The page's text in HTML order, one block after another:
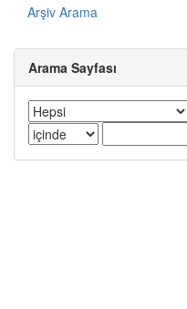
Arşiv Arama
Arama Sayfası